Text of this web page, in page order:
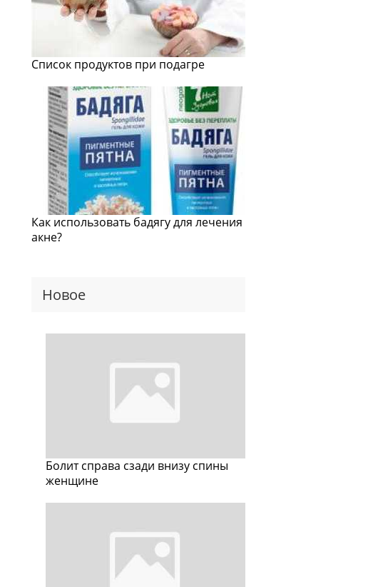
Список продуктов при подагре
Как использовать бадягу для лечения
акне?
Новое
Болит справа сзади внизу спины
женщине